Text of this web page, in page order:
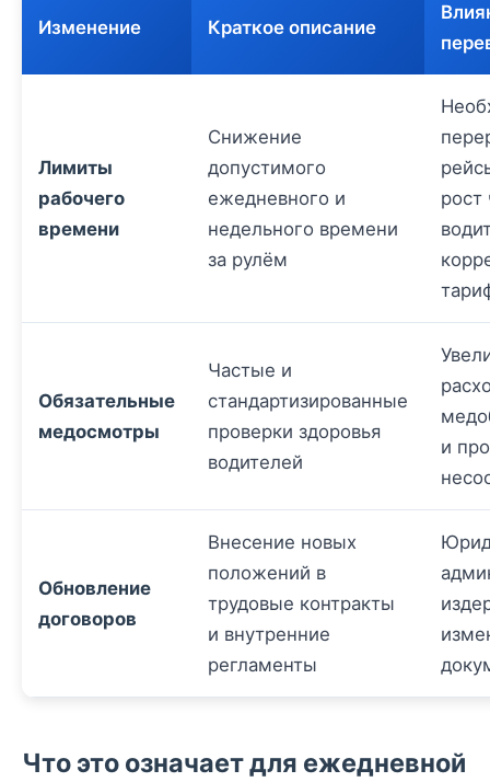
Изменение Краткое описание
Лимиты
рабочего
времени
Снижение
допустимого
ежедневного и
недельного времени
за рулём
рост
Обязательные
медосмотры
Частые и
стандартизированные
проверки здоровья
водителей
и
Обновление
договоров
Внесение новых
положений в
трудовые контракты
и внутренние
регламенты
Что это означает для ежедневной